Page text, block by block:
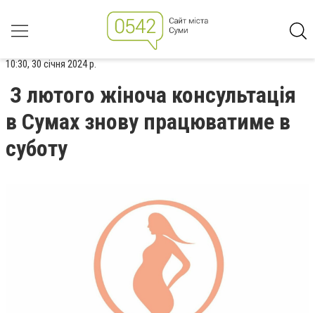
10:30, 30 січня 2024 р.
З лютого жіноча консультація
в Сумах знову працюватиме в
суботу